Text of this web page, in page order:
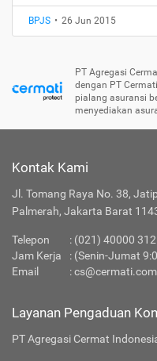
BPJS • 26 Jun 2015
PT Agregasi
dengan PT
pialang asuransi
menyediakan
Kontak Kami
Jl. Tomang Raya No. 38,
Palmerah, Jakarta Barat
Telepon : (021) 40000 312
Jam Kerja
: (Senin-Jumat
Email
:cs@cermati.com
Layanan Pengaduan
PT Agregasi Cermat